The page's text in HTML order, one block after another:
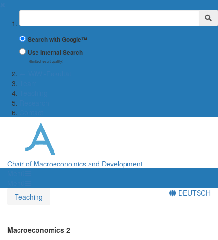
Suchbegriff
Search with Google™
Use Internal Search
(limited result quality)
Chair of Macroeconomics and Development
Teaching
DEUTSCH
Macroeconomics 2